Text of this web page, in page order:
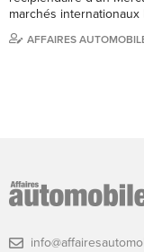
marchés
AFFAIRES